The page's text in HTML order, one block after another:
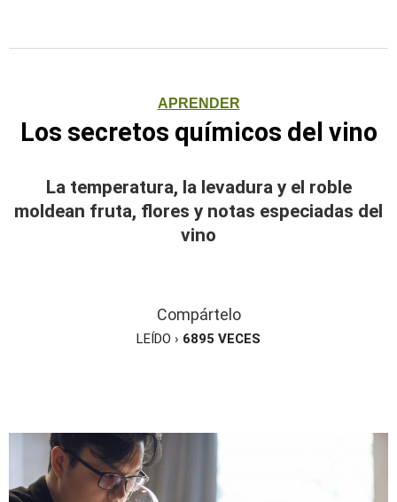
APRENDER
Los secretos químicos del vino
La temperatura, la levadura y el roble
moldean fruta, flores y notas especiadas del
vino
Compártelo
LEÍDO › 6895 VECES